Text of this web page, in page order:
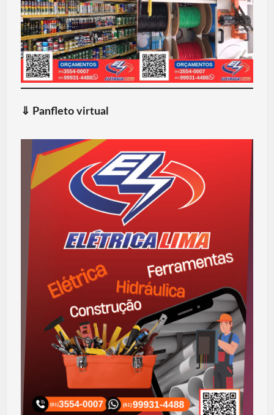
⇓ Panfleto virtual